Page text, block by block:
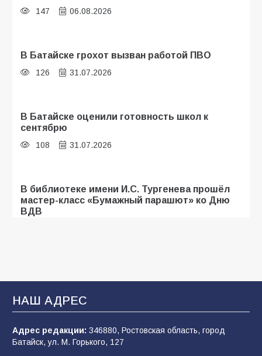
147 06.08.2026
В Батайске грохот вызван работой ПВО
126 31.07.2026
В Батайске оценили готовность школ к
сентябрю
108 31.07.2026
В библиотеке имени И.С. Тургенева прошёл
мастер-класс «Бумажный парашют» ко Дню
ВДВ
образовательного кластера
106 05.08.2026
«Мобилизация или набор?» Что на самом
НАШ АДРЕС
Адрес редакции: 346880, Ростовская область, город
Батайск, ул. М. Горького, 127